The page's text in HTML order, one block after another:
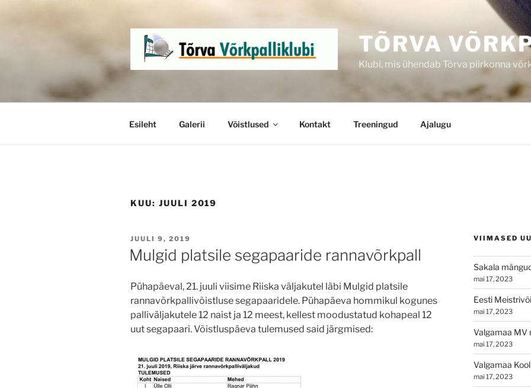
TÕRVA
Klubi, mis ühendab Tõrva piirkonna
Esileht Galerii Võistlused Kontakt Treeningud Ajalugu
KUU: JUULI 2019
POSTED
ON
JUULI 9, 2019
Mulgid platsile segapaaride rannavõrkpall
Pühapäeval, 21. juuli viisime Riiska väljakutel läbi Mulgid platsile
rannavõrkpallivõistluse segapaaridele. Pühapäeva hommikul kogunes
palliväljakutele 12 naist ja 12 meest, kellest moodustatud kohapeal 12
uut segapaari. Võistluspäeva tulemused said järgmised:
VIIMASED
Sakala
mai 17, 2023
Eesti
mai 17, 2023
Valgamaa MV
mai 17, 2023
Valgamaa
mai 17, 2023